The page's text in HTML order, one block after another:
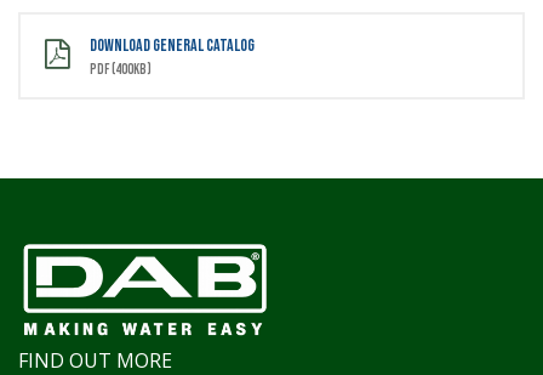
DOWNLOAD GENERAL CATALOG
PDF (400kb)
FIND OUT MORE